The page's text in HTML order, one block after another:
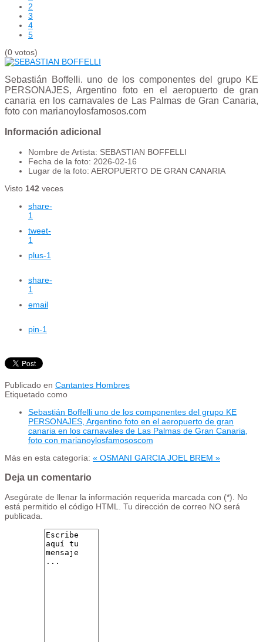
2
3
4
5
(0 votos)
Sebastián Boffelli. uno de los componentes del grupo KE
PERSONAJES, Argentino foto en el aeropuerto de gran
canaria en los carnavales de Las Palmas de Gran Canaria,
foto con marianoylosfamosos.com
Información adicional
Nombre de Artista: SEBASTIAN BOFFELLI
Fecha de la foto: 2026-02-16
Lugar de la foto: AEROPUERTO DE GRAN CANARIA
Visto 142 veces
share-
1
tweet-
1
plus-1
share-
1
email
pin-1
Publicado en Cantantes Hombres
Etiquetado como
Sebastián Boffelli uno de los componentes del grupo KE
PERSONAJES, Argentino foto en el aeropuerto de gran
canaria en los carnavales de Las Palmas de Gran Canaria,
foto con marianoylosfamososcom
Más en esta categoría: « OSMANI GARCIAJOEL BREM »
Deja un comentario
Asegúrate de llenar la información requerida marcada con (*). No
está permitido el código HTML. Tu dirección de correo NO será
publicada.